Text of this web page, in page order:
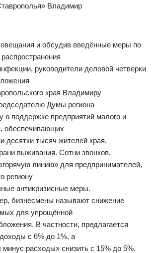
Владимир
и обсудив введённые меры по
руководители деловой четверки
края Владимиру
Думы региона
о поддержке предприятий малого и
обеспечивающих
десятки тысяч жителей края,
выживания. Сотни звонков,
линию» для предпринимателей,
региону
антикризисные меры.
бизнесмены называют снижение
для упрощённой
В частности, предлагается
с 6% до 1%, а
минус расходы» снизить с 15% до 5%.